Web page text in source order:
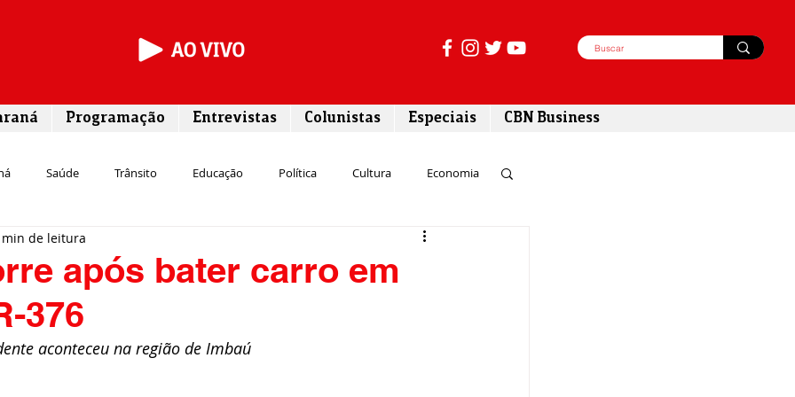
Programação Entrevistas Colunistas Especiais CBN Business
Saúde Trânsito Educação Política Cultura Economia
Segurança
ambiente
após bater carro em
376
min de leitura
aconteceu na região de Imbaú